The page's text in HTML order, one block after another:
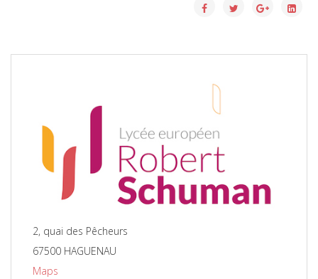
2, quai des Pêcheurs
67500 HAGUENAU
Maps